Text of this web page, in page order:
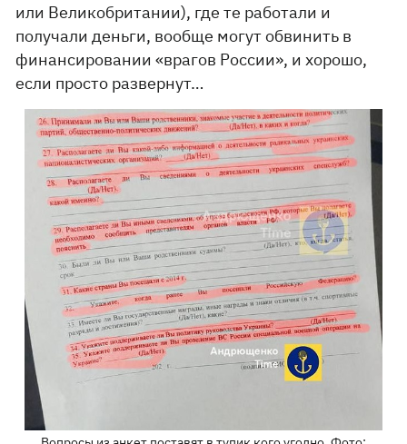
или Великобритании), где те работали и
получали деньги, вообще могут обвинить в
финансировании «врагов России», и хорошо,
если просто развернут…